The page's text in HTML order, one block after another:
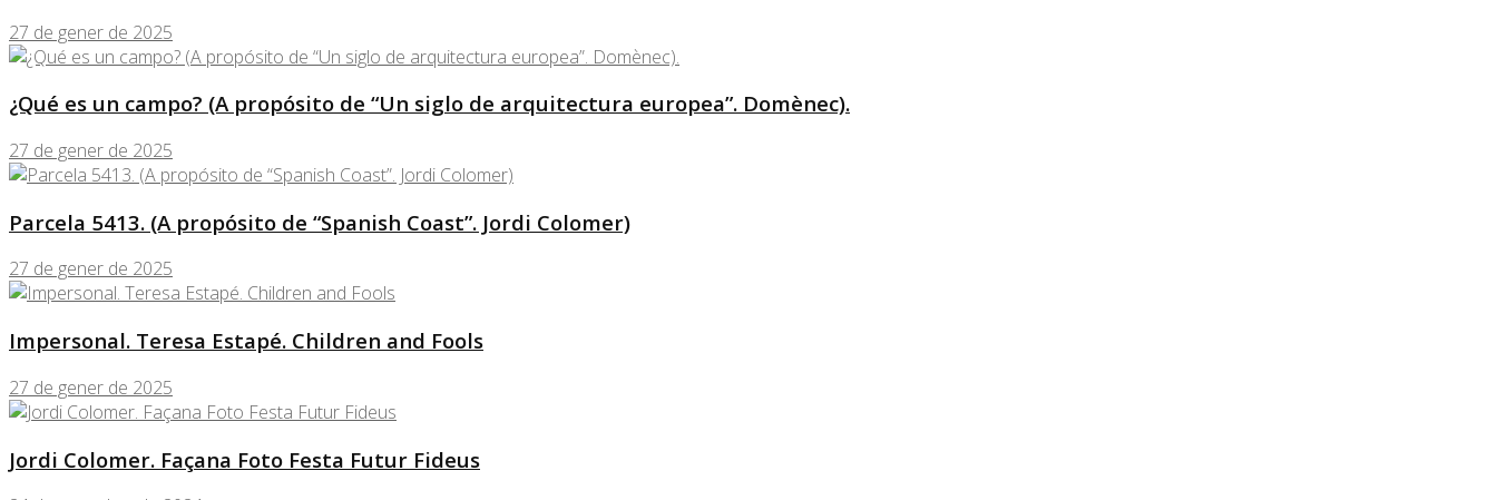
27 de gener de 2025
¿Qué es un campo? (A propósito de “Un siglo de arquitectura europea”. Domènec).
27 de gener de 2025
Parcela 5413. (A propósito de “Spanish Coast”. Jordi Colomer)
27 de gener de 2025
Impersonal. Teresa Estapé. Children and Fools
27 de gener de 2025
Jordi Colomer. Façana Foto Festa Futur Fideus